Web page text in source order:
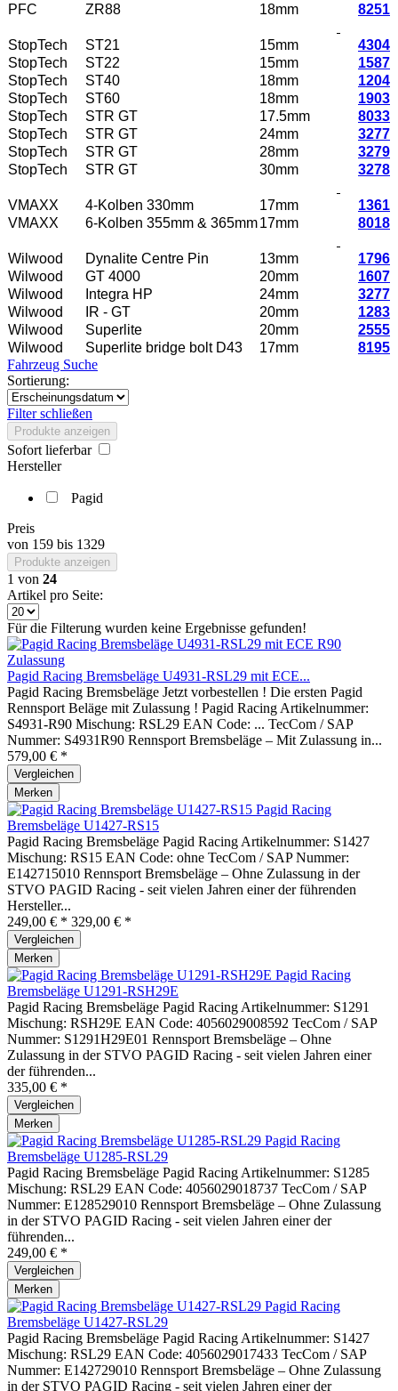
PFC
ZR88 18mm 8251
StopTech ST21 15mm
4304
StopTech
ST22 15mm
1587
StopTech
ST40 18mm
1204
StopTech
ST60 18mm
1903
StopTech
STR GT 17.5mm
8033
StopTech
STR GT 24mm
3277
StopTech
STR GT 28mm
3279
StopTech
STR GT 30mm 3278
VMAXX 4-Kolben 330mm 17mm
1361
VMAXX
6-Kolben 355mm & 365mm17mm 8018
Wilwood Dynalite Centre Pin 13mm
1796
Wilwood
GT 4000 20mm
1607
Wilwood
Integra HP 24mm
3277
Wilwood
IR - GT 20mm
1283
Wilwood
Superlite 20mm
2555
Wilwood
Superlite bridge bolt D43 17mm
8195
Fahrzeug Suche
Sortierung:
Filter schließen
Produkte anzeigen
Sofort lieferbar
Hersteller
Pagid
Preis
von 159 bis 1329
Produkte anzeigen
1 von 24
Artikel pro Seite:
Für die Filterung wurden keine Ergebnisse gefunden!
Pagid Racing Bremsbeläge U4931-RSL29 mit ECE...
Pagid Racing Bremsbeläge Jetzt vorbestellen ! Die ersten Pagid
Rennsport Beläge mit Zulassung ! Pagid Racing Artikelnummer:
S4931-R90 Mischung: RSL29 EAN Code: ... TecCom / SAP
Nummer: S4931R90 Rennsport Bremsbeläge – Mit Zulassung in...
579,00 € *
Vergleichen
Merken
Pagid Racing
Bremsbeläge U1427-RS15
Pagid Racing Bremsbeläge Pagid Racing Artikelnummer: S1427
Mischung: RS15 EAN Code: ohne TecCom / SAP Nummer:
E142715010 Rennsport Bremsbeläge – Ohne Zulassung in der
STVO PAGID Racing - seit vielen Jahren einer der führenden
Hersteller...
249,00 € * 329,00 € *
Vergleichen
Merken
Pagid Racing
Bremsbeläge U1291-RSH29E
Pagid Racing Bremsbeläge Pagid Racing Artikelnummer: S1291
Mischung: RSH29E EAN Code: 4056029008592 TecCom / SAP
Nummer: S1291H29E01 Rennsport Bremsbeläge – Ohne
Zulassung in der STVO PAGID Racing - seit vielen Jahren einer
der führenden...
335,00 € *
Vergleichen
Merken
Pagid Racing
Bremsbeläge U1285-RSL29
Pagid Racing Bremsbeläge Pagid Racing Artikelnummer: S1285
Mischung: RSL29 EAN Code: 4056029018737 TecCom / SAP
Nummer: E128529010 Rennsport Bremsbeläge – Ohne Zulassung
in der STVO PAGID Racing - seit vielen Jahren einer der
führenden...
249,00 € *
Vergleichen
Merken
Pagid Racing
Bremsbeläge U1427-RSL29
Pagid Racing Bremsbeläge Pagid Racing Artikelnummer: S1427
Mischung: RSL29 EAN Code: 4056029017433 TecCom / SAP
Nummer: E142729010 Rennsport Bremsbeläge – Ohne Zulassung
in der STVO PAGID Racing - seit vielen Jahren einer der